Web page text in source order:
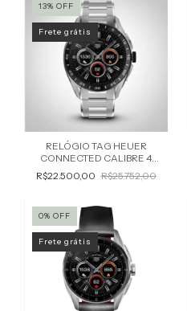
13% OFF
Frete grátis
RELÓGIO TAG HEUER
CONNECTED CALIBRE 4
MASCULINO SBR8010.BA0617
R$22.500,00 R$25.752,00
0% OFF
Frete grátis